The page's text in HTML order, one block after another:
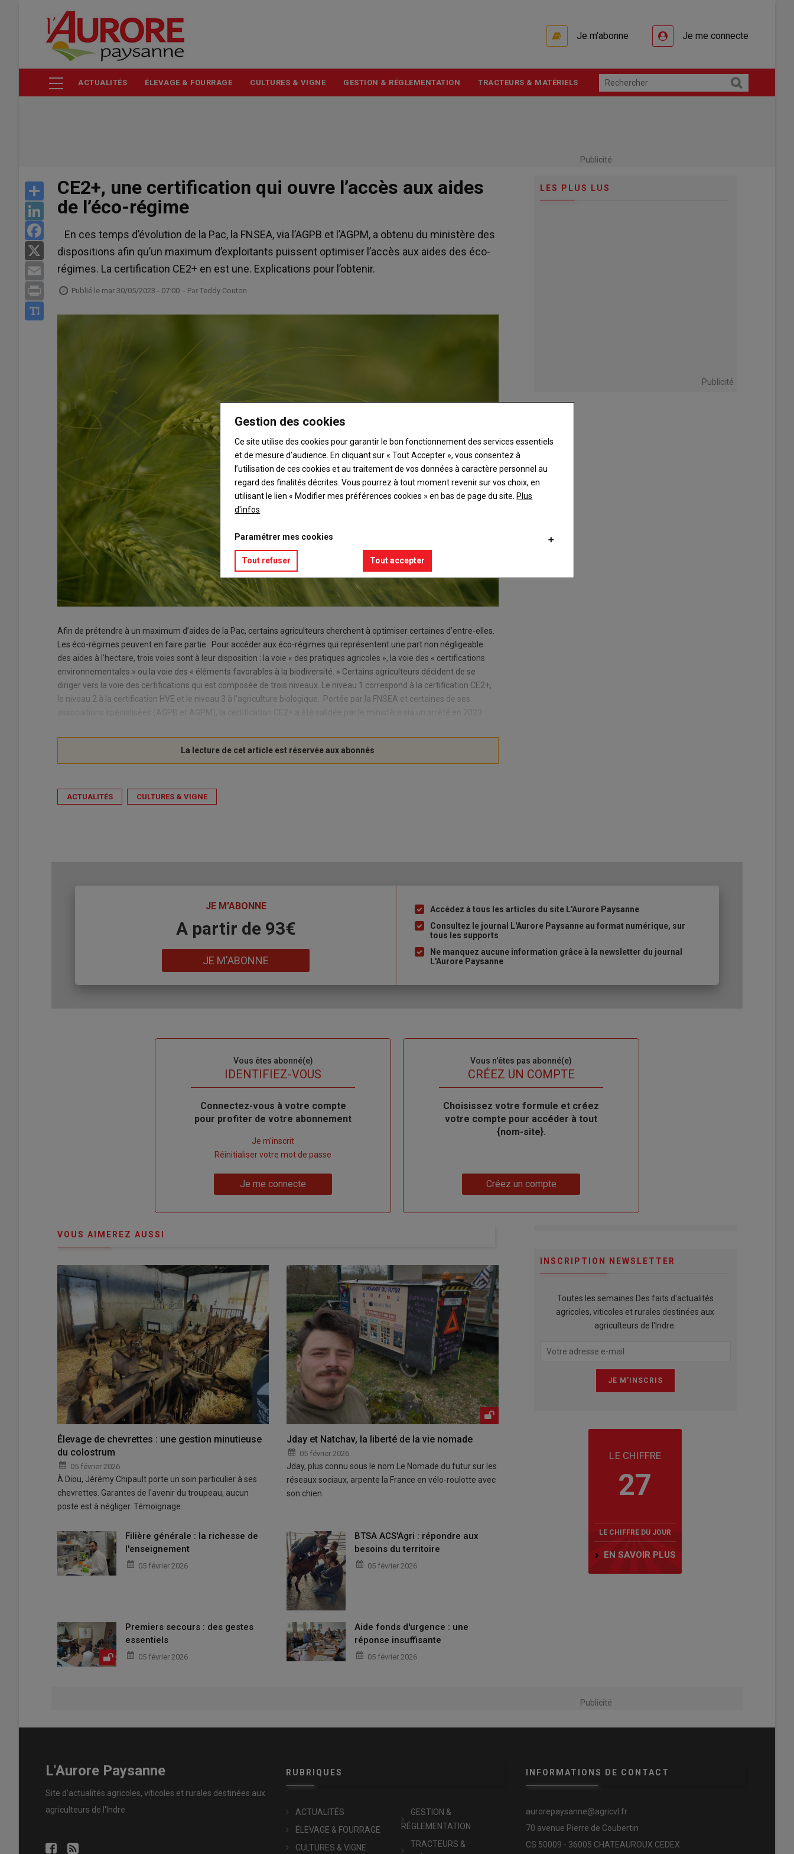
contenu
Je m'abonne Je me connecte
ACTUALITÉS ÉLEVAGE & FOURRAGE CULTURES & VIGNE GESTION & RÉGLEMENTATION TRACTEURS & MATÉRIELS
Publicité
Share
LinkedIn
Facebook
Email
Print
CE2+, une certification qui ouvre l’accès aux aides
de l’éco-régime
En ces temps d’évolution de la Pac, la FNSEA, via l’AGPB et l’AGPM, a obtenu du ministère des
dispositions afin qu’un maximum d’exploitants puissent optimiser l’accès aux aides des éco-
régimes. La certification CE2+ en est une. Explications pour l’obtenir.
Publié le mar 30/05/2023 - 07:00 - Par Teddy Couton
Afin de prétendre à un maximum d’aides de la Pac, certains agriculteurs cherchent à optimiser certaines d’entre-elles.
Les éco-régimes peuvent en faire partie. Pour accéder aux éco-régimes qui représentent une part non négligeable
des aides à l’hectare, trois voies sont à leur disposition : la voie « des pratiques agricoles », la voie des « certifications
environnementales » ou la voie des « éléments favorables à la biodiversité. » Certains agriculteurs décident de se
diriger vers la voie des certifications qui est composée de trois niveaux. Le niveau 1 correspond à la certification CE2+,
le niveau 2 à la certification HVE et le niveau 3 à l’agriculture biologique. Portée par la FNSEA et certaines de ses
associations spécialisées (AGPB et AGPM), la certification CE2+ a été validée par le ministère via un arrêté en 2023.
ACTUALITÉS CULTURES & VIGNE
LES PLUS LUS
Publicité
JE M'ABONNE
A partir de 93€
JE M'ABONNE
Liste
à
puce
Accédez à tous les articles du site L'Aurore Paysanne
Consultez le journal L'Aurore Paysanne au format numérique, sur
tous les supports
Ne manquez aucune information grâce à la newsletter du journal
L'Aurore Paysanne
Vous êtes abonné(e)
IDENTIFIEZ-VOUS
Body
Connectez-vous à votre compte
pour profiter de votre abonnement
compte"
Je m'inscrit
Réinitialiser votre mot de passe
Je me connecte
Vous n'êtes pas abonné(e)
TITRECRÉEZ UN COMPTE
Body
Choisissez votre formule et créez
votre compte pour accéder à tout
{nom-site}.
Créez un compte
VOUS AIMEREZ AUSSI
Élevage de chevrettes : une gestion minutieuse
du colostrum
05 février 2026
À Diou, Jérémy Chipault porte un soin particulier à ses
chevrettes. Garantes de l'avenir du troupeau, aucun
poste est à négliger. Témoignage.
Jday et Natchav, la liberté de la vie nomade
05 février 2026
Jday, plus connu sous le nom Le Nomade du futur sur les
réseaux sociaux, arpente la France en vélo-roulotte avec
son chien.
Filière générale : la richesse de
l'enseignement
05 février 2026
BTSA ACS'Agri : répondre aux
besoins du territoire
05 février 2026
Premiers secours : des gestes
essentiels
05 février 2026
Aide fonds d'urgence : une
réponse insuffisante
05 février 2026
INSCRIPTION NEWSLETTER
Toutes les semaines Des faits d'actualités
agricoles, viticoles et rurales destinées aux
agriculteurs de l'Indre.
LE CHIFFRE
27
LE CHIFFRE DU JOUR
EN SAVOIR PLUS
Publicité
L'Aurore Paysanne
Site d'actualités agricoles, viticoles et rurales destinées aux
agriculteurs de l'Indre.
RUBRIQUES
ACTUALITÉS
ÉLEVAGE & FOURRAGE
CULTURES & VIGNE
GESTION &
RÉGLEMENTATION
TRACTEURS &
INFORMATIONS DE CONTACT
aurorepaysanne@agricvl.fr
70 avenue Pierre de Coubertin
CS 50009 - 36005 CHATEAUROUX CEDEX
Gestion des cookies
Ce site utilise des cookies pour garantir le bon fonctionnement des services essentiels
et de mesure d’audience. En cliquant sur « Tout Accepter », vous consentez à
l’utilisation de ces cookies et au traitement de vos données à caractère personnel au
regard des finalités décrites. Vous pourrez à tout moment revenir sur vos choix, en
utilisant le lien « Modifier mes préférences cookies » en bas de page du site.Plus
d'infos
Paramétrer mes cookies
Tout refuser Tout accepter